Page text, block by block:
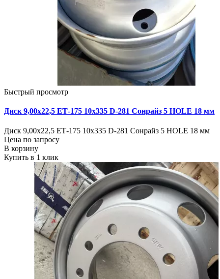
Быстрый просмотр
Диск 9,00х22,5 ЕТ-175 10х335 D-281 Сонрайз 5 HOLE 18 мм
Диск 9,00х22,5 ЕТ-175 10х335 D-281 Сонрайз 5 HOLE 18 мм
Цена по запросу
В корзину
Купить в 1 клик